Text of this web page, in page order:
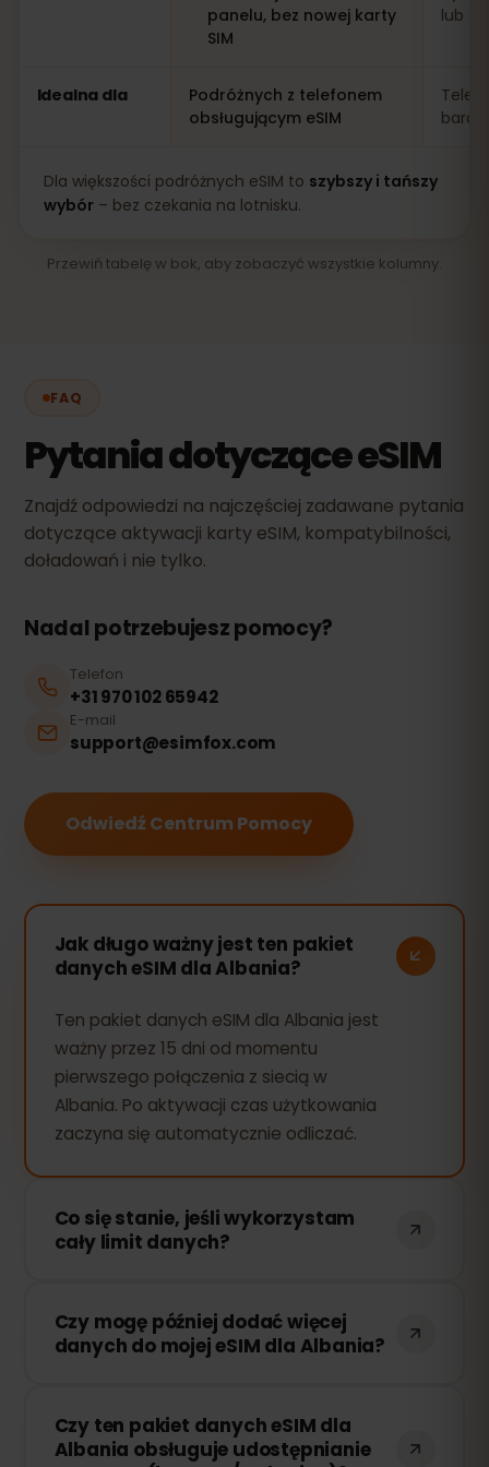
panelu, bez nowej karty
SIM
lub
Idealna dla
Podróżnych z telefonem
obsługującym eSIM
Dla większości podróżnych eSIM to szybszy i tańszy
wybór– bez czekania na lotnisku.
Przewiń tabelę w bok, aby zobaczyć wszystkie kolumny.
FAQ
Pytania dotyczące eSIM
Znajdź odpowiedzi na najczęściej zadawane pytania
dotyczące aktywacji karty eSIM, kompatybilności,
doładowań i nie tylko.
Nadal potrzebujesz pomocy?
Telefon
+31 970 102 65942
E-mail
support@esimfox.com
Odwiedź Centrum Pomocy
Jak długo ważny jest ten pakiet
danych eSIM dla Albania?
Ten pakiet danych eSIM dla Albania jest
ważny przez 15 dni od momentu
pierwszego połączenia z siecią w
Albania. Po aktywacji czas użytkowania
zaczyna się automatycznie odliczać.
Co się stanie, jeśli wykorzystam
cały limit danych?
połączenie zostanie przerwane. Możesz
łatwo doładować swoją eSIM przez
Czy mogę później dodać więcej
danych do mojej eSIM dla Albania?
dowolnym momencie bez konieczności
ponownej instalacji eSIM. Wystarczy
Czy ten pakiet danych eSIM dla
Albania obsługuje udostępnianie